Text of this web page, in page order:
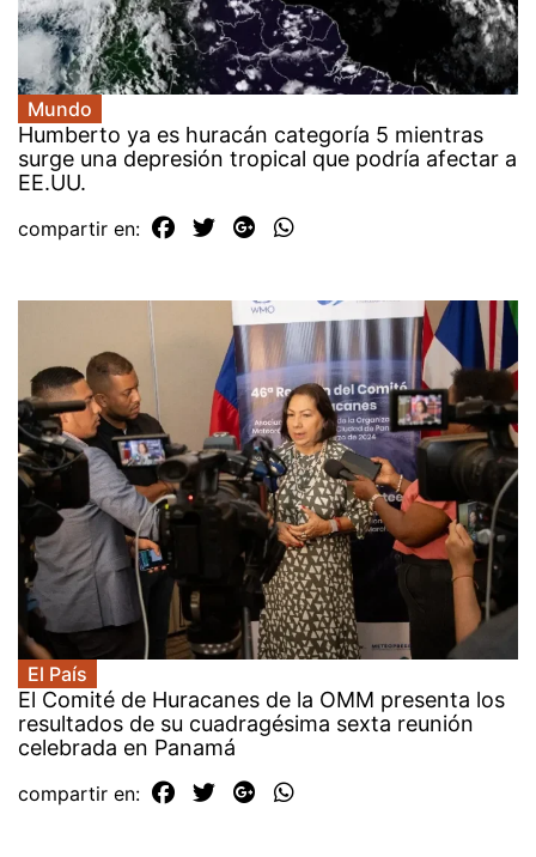
Mundo
Humberto ya es huracán categoría 5 mientras
surge una depresión tropical que podría afectar a
EE.UU.
compartir en:
El País
El Comité de Huracanes de la OMM presenta los
resultados de su cuadragésima sexta reunión
celebrada en Panamá
compartir en: